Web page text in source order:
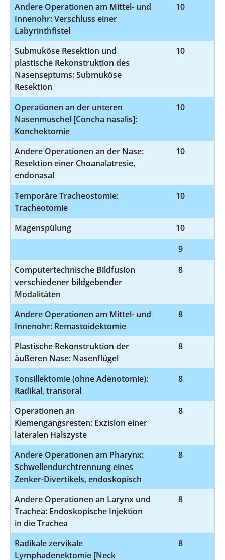
Andere Operationen am Mittel- und
Innenohr: Verschluss einer
Labyrinthfistel
10
Submuköse Resektion und
plastische Rekonstruktion des
Nasenseptums: Submuköse
Resektion
10
Operationen an der unteren
Nasenmuschel [Concha nasalis]:
Konchektomie
10
Andere Operationen an der Nase:
Resektion einer Choanalatresie,
endonasal
10
Temporäre Tracheostomie:
Tracheotomie
10
Magenspülung 10
9
Computertechnische Bildfusion
verschiedener bildgebender
Modalitäten
8
Andere Operationen am Mittel- und
Innenohr: Remastoidektomie
8
Plastische Rekonstruktion der
äußeren Nase: Nasenflügel
8
Tonsillektomie (ohne Adenotomie):
Radikal, transoral
8
Operationen an
Kiemengangsresten: Exzision einer
lateralen Halszyste
8
Andere Operationen am Pharynx:
Schwellendurchtrennung eines
Zenker-Divertikels, endoskopisch
8
Andere Operationen an Larynx und
Trachea: Endoskopische Injektion
in die Trachea
8
Radikale zervikale
Lymphadenektomie [Neck
8